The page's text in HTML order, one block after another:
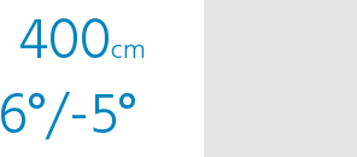
400cm
6°/-5°